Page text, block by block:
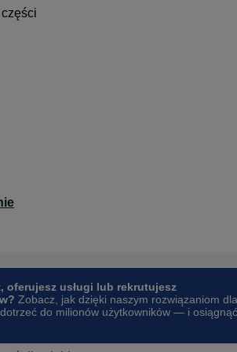
oferujesz usługi lub rekrutujesz
Zobacz, jak dzięki naszym rozwiązaniom dla
do milionów użytkowników — i osiągnąć